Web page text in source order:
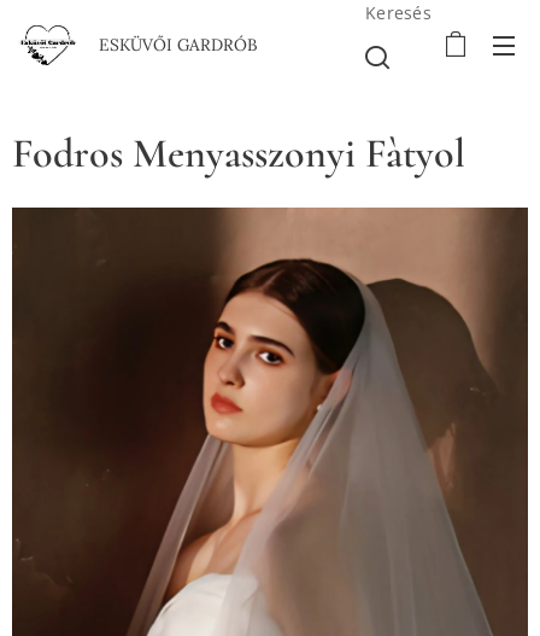
ESKÜVŐI GARDRÓB
Keresés
Fodros Menyasszonyi Fàtyol